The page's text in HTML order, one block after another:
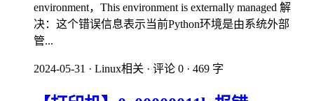
environment，This environment is externally managed 解
决：这个错误信息表示当前Python环境是由系统外部
管...
2024-05-31 · Linux相关 · 评论 0 · 469 字